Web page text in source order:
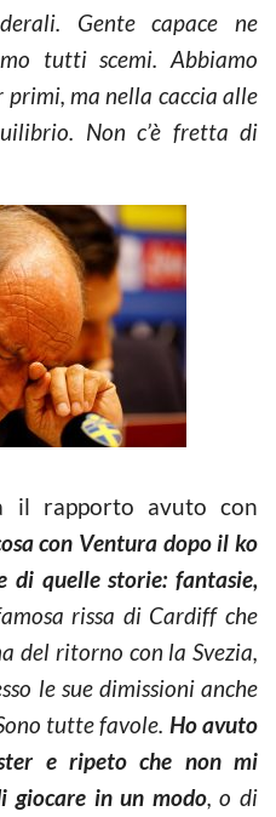
Gente capace ne
tutti scemi. Abbiamo
ma nella caccia alle
Non c’è fretta di
il rapporto avuto con
con Ventura dopo il ko
di quelle storie: fantasie,
rissa di Cardiff che
del ritorno con la Svezia,
le sue dimissioni anche
tutte favole. Ho avuto
e ripeto che non mi
giocare in un modo, o di